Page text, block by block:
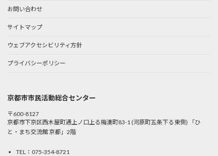
お問い合わせ
サイトマップ
ウェブアクセシビリティ方針
プライバシーポリシー
京都市市民活動総合センター
〒600-8127
京都市下京区西木屋町通上ノ口上る梅湊町83-1 (河原町五条下る東側) 「ひ
と・まち交流館 京都」2階
TEL：075-354-8721